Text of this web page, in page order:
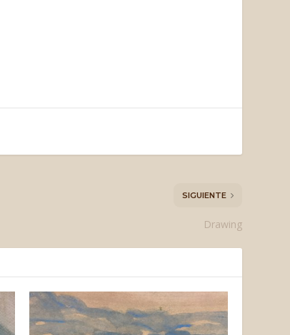
SIGUIENTE
Drawing